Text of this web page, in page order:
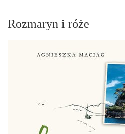
Rozmaryn i róże